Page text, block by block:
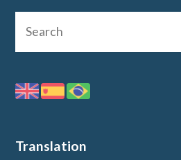
Translation